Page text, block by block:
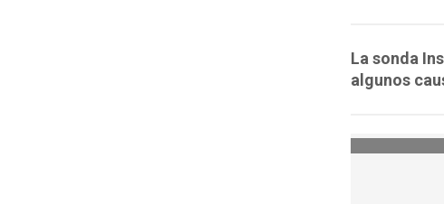
La sonda
algunos